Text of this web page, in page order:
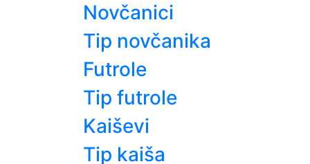
Novčanici
Tip novčanika
Futrole
Tip futrole
Kaiševi
Tip kaiša